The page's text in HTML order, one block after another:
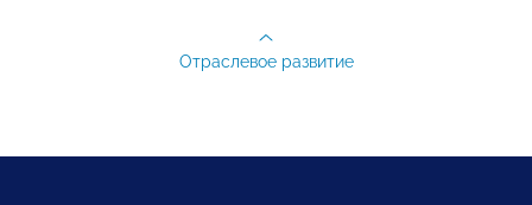
Отраслевое развитие